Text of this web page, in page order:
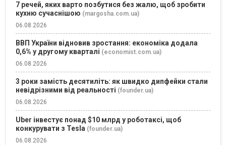
7 речей, яких варто позбутися без жалю, щоб зробити
кухню сучаснішою (margosha.com.ua)
06.08.2026
ВВП України відновив зростання: економіка додала
0,6% у другому кварталі (economist.com.ua)
06.08.2026
3 роки замість десятиліть: як швидко дипфейки стали
невідрізними від реальності (founder.ua)
06.08.2026
Uber інвестує понад $10 млрд у роботаксі, щоб
конкурувати з Tesla (founder.ua)
06.08.2026